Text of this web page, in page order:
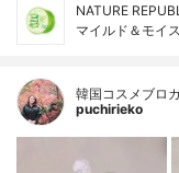
NATURE
マイルド＆モイ
韓国コスメブロ
puchirieko